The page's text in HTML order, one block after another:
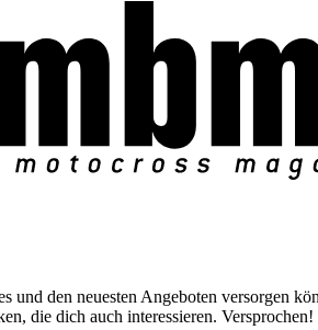
den neuesten Angeboten versorgen
die dich auch interessieren. Versprochen!